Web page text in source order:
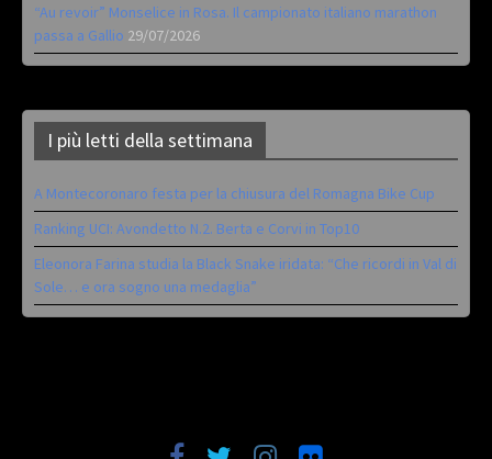
“Au revoir” Monselice in Rosa. Il campionato italiano marathon
passa a Gallio 29/07/2026
I più letti della settimana
A Montecoronaro festa per la chiusura del Romagna Bike Cup
Ranking UCI: Avondetto N.2. Berta e Corvi in Top10
Eleonora Farina studia la Black Snake iridata: “Che ricordi in Val di
Sole… e ora sogno una medaglia”